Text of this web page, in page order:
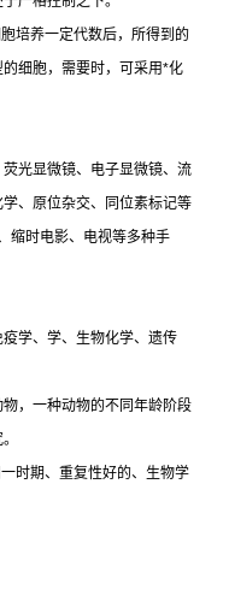
培养一定代数后，所得到的
细胞，需要时，可采用*化
光显微镜、电子显微镜、流
、原位杂交、同位素标记等
缩时电影、电视等多种手
学、学、生物化学、遗传
，一种动物的不同年龄阶段
时期、重复性好的、生物学